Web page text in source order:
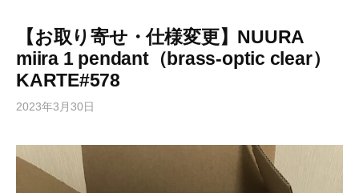
【お取り寄せ・仕様変更】NUURA
miira 1 pendant（brass-optic clear）
KARTE#578
2023年3月30日